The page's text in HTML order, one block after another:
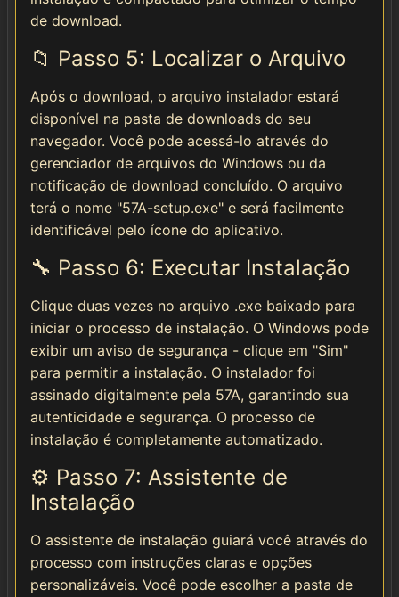
de download.
📁 Passo 5: Localizar o Arquivo
Após o download, o arquivo instalador estará
disponível na pasta de downloads do seu
navegador. Você pode acessá-lo através do
gerenciador de arquivos do Windows ou da
notificação de download concluído. O arquivo
terá o nome "57A-setup.exe" e será facilmente
identificável pelo ícone do aplicativo.
🔧 Passo 6: Executar Instalação
Clique duas vezes no arquivo .exe baixado para
iniciar o processo de instalação. O Windows pode
exibir um aviso de segurança - clique em "Sim"
para permitir a instalação. O instalador foi
assinado digitalmente pela 57A, garantindo sua
autenticidade e segurança. O processo de
instalação é completamente automatizado.
⚙️ Passo 7: Assistente de
Instalação
O assistente de instalação guiará você através do
processo com instruções claras e opções
personalizáveis. Você pode escolher a pasta de